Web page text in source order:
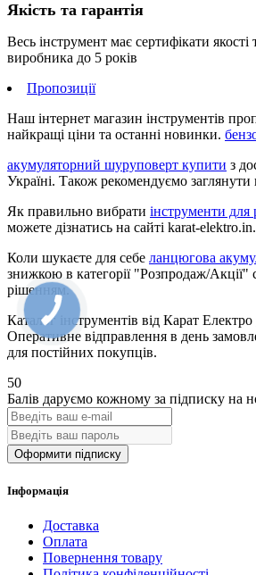
Якість та гарантія
Весь інструмент має сертифікати якості
виробника до 5 років
Пропозиції
Наш інтернет магазин інструментів
найкращі ціни та останні новинки.
акумуляторний шуруповерт купити з
Україні. Також рекомендуємо
Як правильно вибрати інструменти для
можете дізнатись на сайті karat-
Коли шукаєте для себе ланцюгова
знижкою в категорії "Розпродаж/
рішенням.
Каталог інструментів від Карат Електро
Оперативне відправлення в день
для постійних покупців.
50
Балів даруємо кожному за підписку на
Оформити підписку
Інформація
Доставка
Оплата
Повернення товару